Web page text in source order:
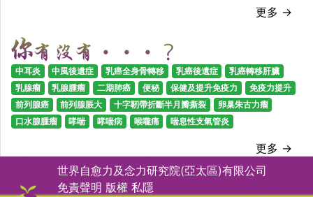
更多 →
中耳炎 中風後遺症 乳癌全身骨轉移 乳癌後遺症
乳癌轉移肝臟
乳腺瘤
乳腺腫瘤 二期肺癌 便秘 保健及提升免疫力
免疫力提升
前列腺癌
前列腺脹大 十字靭帶折斷半月瓣撕裂
卵巢朱古力瘤
口水腺腫瘤
哮喘 哮喘病 喉嚨痛 喘息性支氣管炎
更多 →
世界自愈力及念力研究院(亞太區)有限公司
免責聲明 版權 私隱